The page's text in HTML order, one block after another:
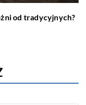
od tradycyjnych?